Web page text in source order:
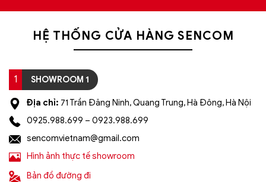
HỆ THỐNG CỬA HÀNG SENCOM
1 SHOWROOM 1
Địa chỉ: 71 Trần Đăng Ninh, Quang Trung, Hà Đông, Hà Nội
0925.988.699 – 0923.988.699
sencomvietnam@gmail.com
Hình ảnh thực tế showroom
Bản đồ đường đi